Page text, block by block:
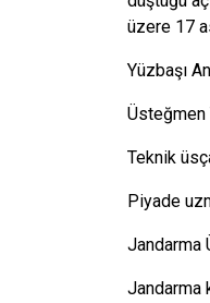
üzere 17
Yüzbaşı
Üsteğmen
Teknik
Piyade
Jandarma
Jandarma